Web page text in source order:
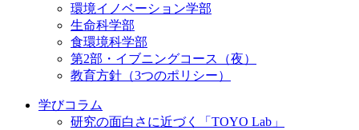
環境イノベーション学部
生命科学部
食環境科学部
第2部・イブニングコース（夜）
教育方針（3つのポリシー）
学びコラム
研究の面白さに近づく「TOYO Lab」